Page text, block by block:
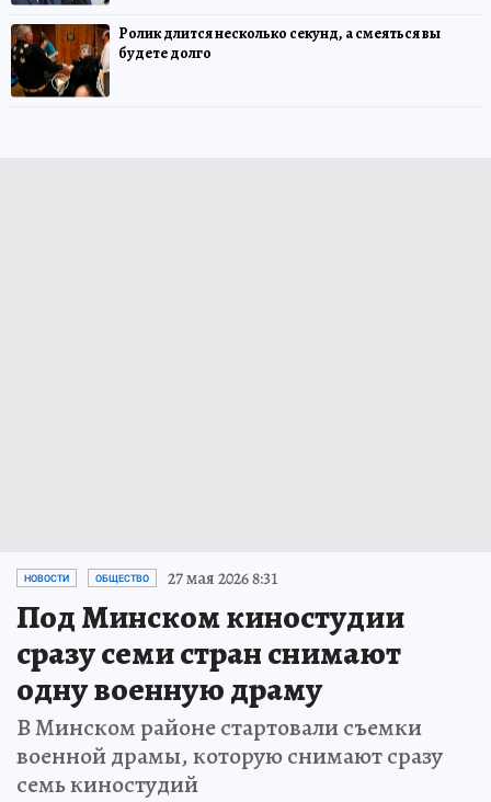
Ролик длится несколько секунд, а смеяться вы
будете долго
НОВОСТИ ОБЩЕСТВО 27 мая 2026 8:31
Под Минском киностудии
сразу семи стран снимают
одну военную драму
В Минском районе стартовали съемки
военной драмы, которую снимают сразу
семь киностудий